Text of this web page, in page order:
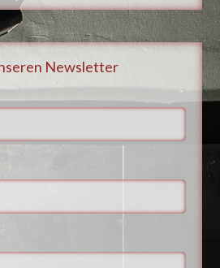
Newsletter